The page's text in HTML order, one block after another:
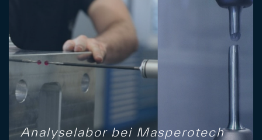
Analyselabor bei Masperotech